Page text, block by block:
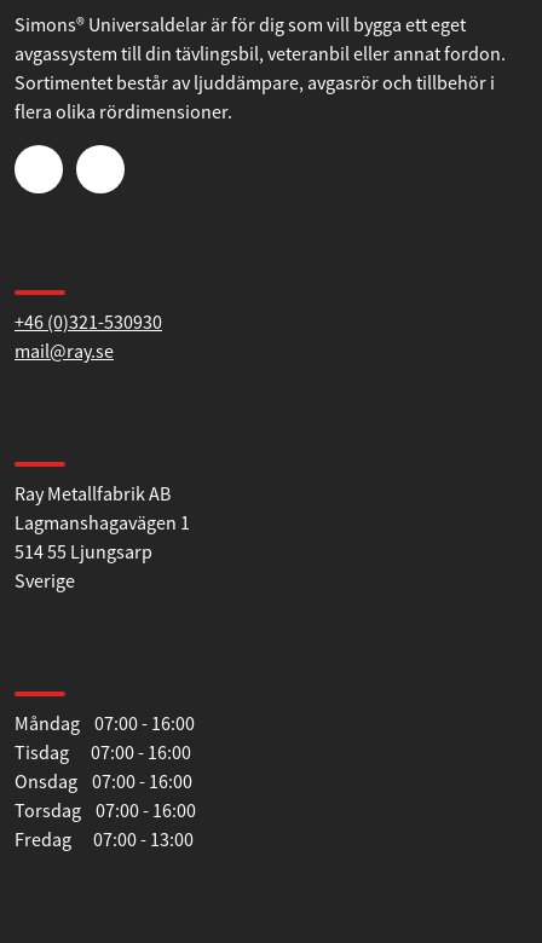
modellanpassade system i sortimentet.
Simons® Universaldelar är för dig som vill bygga ett eget
avgassystem till din tävlingsbil, veteranbil eller annat fordon.
flera olika rördimensioner.
Kontakta oss
Hitta till oss
Ray Metallfabrik AB
Lagmanshagavägen 1
Öppettider
Måndag 07:00 - 16:00
Tisdag 07:00 - 16:00
Onsdag 07:00 - 16:00